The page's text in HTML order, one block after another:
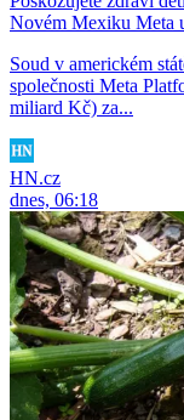
Novém Mexiku Meta
Soud v americkém
společnosti Meta
miliard Kč) za...
HN.cz
dnes, 06:18